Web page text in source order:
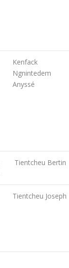
Kenfack
Ngnintedem
Anyssé
Tientcheu Bertin
Tientcheu Joseph